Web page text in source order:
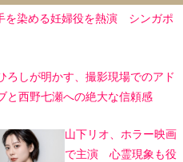
を染める妊婦役を熱演 シンガポ
ろしが明かす、撮影現場でのアド
と西野七瀬への絶大な信頼感
山下リオ、ホラー映画
で主演 心霊現象も役